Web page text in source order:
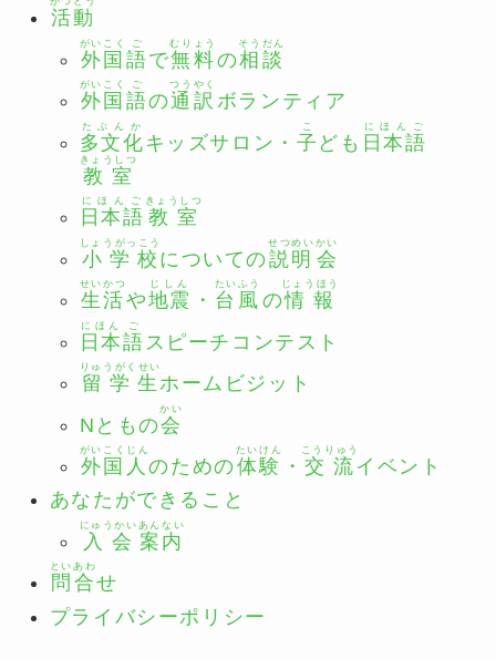
活動
外国
がいこく
語
ご
で無料
むりょう
の相談
そうだん
外国
がいこく
語
ご
の通訳
つうやく
ボランティア
多文化
たぶんか
キッズサロン・ 子
こ
ども 日本語
にほんご
教室
きょうしつ
日本語
にほんご
教室
きょうしつ
小学校
しょうがっこう
についての説明
せつめい
会
かい
生活
せいかつ
や地震
じしん
・ 台風
たいふう
の情報
じょうほう
日本
にほん
語
ご
スピーチコンテスト
留学生
りゅうがくせい
ホームビジット
Nともの会
かい
外国人
がいこくじん
のための体験
たいけん
・ 交流
こうりゅう
イベント
あなたができること
入会
にゅうかい
案内
あんない
問
とい
合
あわ
せ
プライバシーポリシー